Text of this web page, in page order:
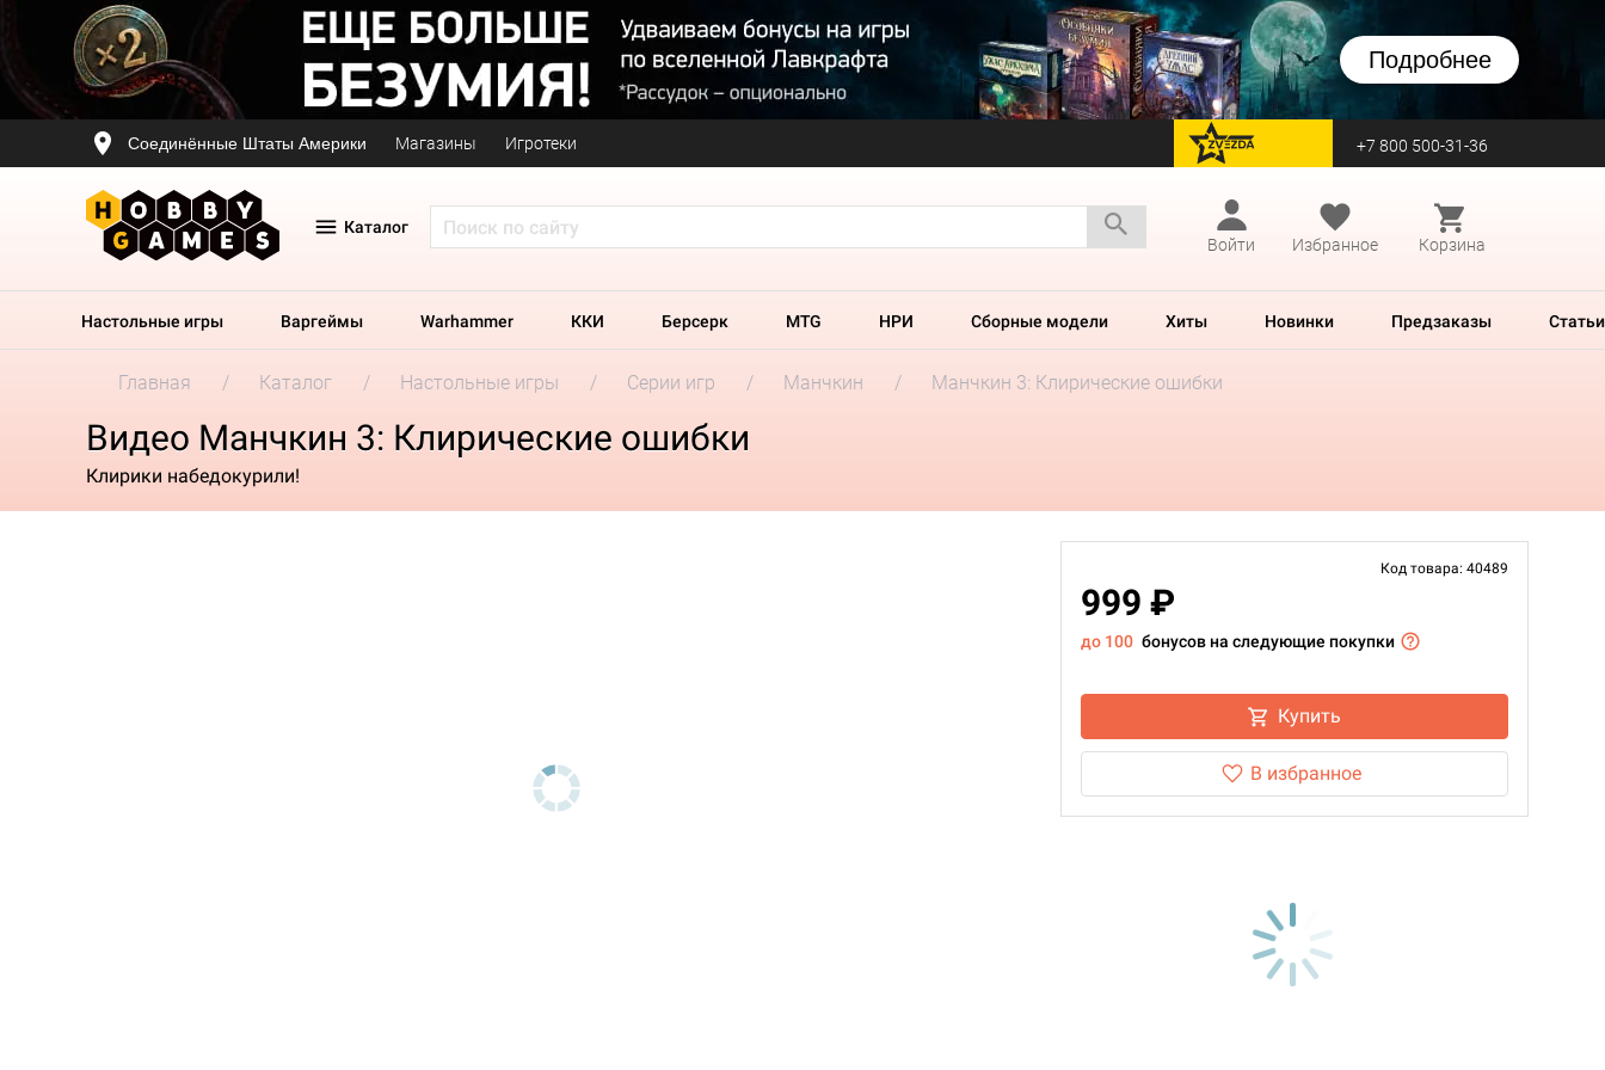
Подробнее
Соединённые Штаты Америки Магазины Игротеки перейти на Zvezda +7 800 500-31-36
Каталог
Войти
Избранное Корзина
Настольные игры Варгеймы Warhammer ККИ Берсерк MTG НРИ Сборные модели Хиты Новинки Предзаказы Статьи
Главная Каталог Настольные игры Серии игр Манчкин Манчкин 3: Клирические ошибки
Видео Манчкин 3: Клирические ошибки
Клирики набедокурили!
Код товара: 40489
999 ₽
до 100 бонусов на следующие покупки
Купить
В избранное